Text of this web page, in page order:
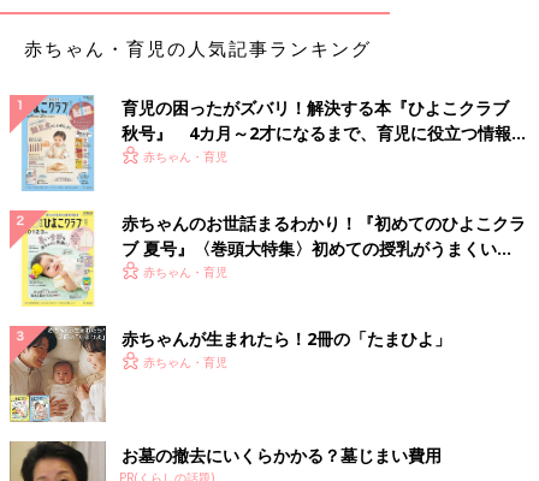
赤ちゃん・育児の人気記事ランキング
育児の困ったがズバリ！解決する本『ひよこクラブ
秋号』 4カ月～2才になるまで、育児に役立つ情報が
いっぱい！
赤ちゃん・育児
赤ちゃんのお世話まるわかり！『初めてのひよこクラ
ブ 夏号』〈巻頭大特集〉初めての授乳がうまくい
く！ おっぱい・ミルクの基本と夏のトラブル 解決テ
赤ちゃん・育児
赤ちゃんが生まれたら！2冊の「たまひよ」
赤ちゃん・育児
お墓の撤去にいくらかかる？墓じまい費用
PR(くらしの話題)